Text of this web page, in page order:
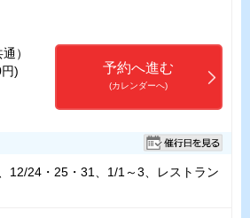
）
)
予約へ進む
(カレンダーへ)
12/24・25・31、1/1～3、レストラン